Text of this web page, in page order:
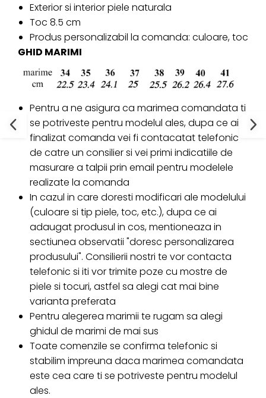
Exterior si interior piele naturala
Toc 8.5 cm
Produs personalizabil la comanda: culoare, toc
GHID MARIMI
Pentru a ne asigura ca marimea comandata ti
se potriveste pentru modelul ales, dupa ce ai
finalizat comanda vei fi contacatat telefonic
de catre un consilier si vei primi indicatiile de
masurare a talpii prin email pentru modelele
realizate la comanda
In cazul in care doresti modificari ale modelului
(culoare si tip piele, toc, etc.), dupa ce ai
adaugat produsul in cos, mentioneaza in
sectiunea observatii "doresc personalizarea
produsului". Consilierii nostri te vor contacta
telefonic si iti vor trimite poze cu mostre de
piele si tocuri, astfel sa alegi cat mai bine
varianta preferata
Pentru alegerea marimii te rugam sa alegi
ghidul de marimi de mai sus
Toate comenzile se confirma telefonic si
stabilim impreuna daca marimea comandata
este cea care ti se potriveste pentru modelul
ales.